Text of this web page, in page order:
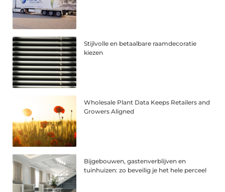
Stijlvolle en betaalbare raamdecoratie
kiezen
Wholesale Plant Data Keeps Retailers and
Growers Aligned
Bijgebouwen, gastenverblijven en
tuinhuizen: zo beveilig je het hele perceel